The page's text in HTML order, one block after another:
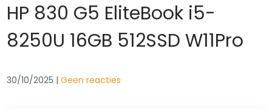
HP 830 G5 EliteBook i5-
8250U 16GB 512SSD W11Pro
30/10/2025 |Geen reacties